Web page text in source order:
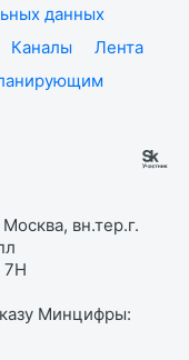
данных
Каналы
Лента
вн.тер.г.
7Н
Минцифры: